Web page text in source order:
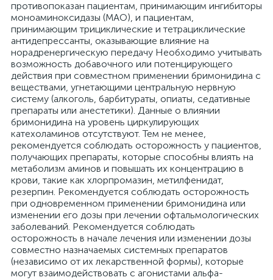
противопоказан пациентам, принимающим ингибиторы
моноаминоксидазы (МАО), и пациентам,
принимающим трициклические и тетрациклические
антидепрессанты, оказывающие влияние на
норадренергическую передачу Необходимо учитывать
возможность добавочного или потенцирующего
действия при совместном применении бримонидина с
веществами, угнетающими центральную нервную
систему (алкоголь, барбитураты, опиаты, седативные
препараты или анестетики). Данные о влиянии
бримонидина на уровень циркулирующих
катехоламинов отсутствуют. Тем не менее,
рекомендуется соблюдать осторожность у пациентов,
получающих препараты, которые способны влиять на
метаболизм аминов и повышать их концентрацию в
крови, такие как хлорпромазин, метилфенидат,
резерпин. Рекомендуется соблюдать осторожность
при одновременном применении бримонидина или
изменении его дозы при лечении офтальмологических
заболеваний. Рекомендуется соблюдать
осторожность в начале лечения или изменении дозы
совместно назначаемых системных препаратов
(независимо от их лекарственной формы), которые
могут взаимодействовать с агонистами альфа-